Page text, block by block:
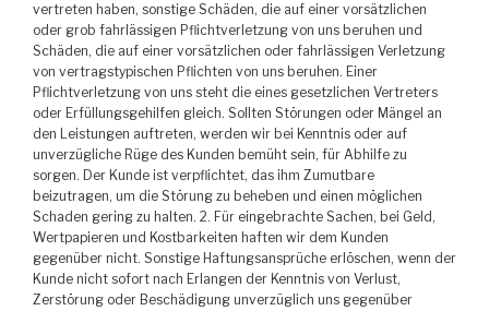
vertreten haben, sonstige Schäden, die auf einer vorsätzlichen
oder grob fahrlässigen Pflichtverletzung von uns beruhen und
Schäden, die auf einer vorsätzlichen oder fahrlässigen Verletzung
von vertragstypischen Pflichten von uns beruhen. Einer
Pflichtverletzung von uns steht die eines gesetzlichen Vertreters
oder Erfüllungsgehilfen gleich. Sollten Störungen oder Mängel an
den Leistungen auftreten, werden wir bei Kenntnis oder auf
unverzügliche Rüge des Kunden bemüht sein, für Abhilfe zu
sorgen. Der Kunde ist verpflichtet, das ihm Zumutbare
beizutragen, um die Störung zu beheben und einen möglichen
Schaden gering zu halten. 2. Für eingebrachte Sachen, bei Geld,
Wertpapieren und Kostbarkeiten haften wir dem Kunden
gegenüber nicht. Sonstige Haftungsansprüche erlöschen, wenn der
Kunde nicht sofort nach Erlangen der Kenntnis von Verlust,
Zerstörung oder Beschädigung unverzüglich uns gegenüber